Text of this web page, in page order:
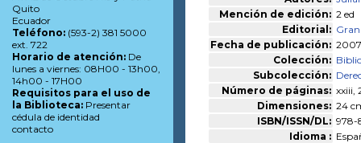
Mención de edición: 2 ed
Editorial:
Fecha de publicación: 2007
Colección:
Subcolección:
Número de páginas: xxiii,
Dimensiones: 24
ISBN/ISSN/DL: 978-
Idioma :
Quito
Ecuador
Teléfono: (593-2) 381 5000
ext. 722
Horario de atención: De
lunes a viernes: 08H00 - 13h00,
14h00 - 17H00
Requisitos para el uso de
la Biblioteca: Presentar
cédula de identidad
contacto